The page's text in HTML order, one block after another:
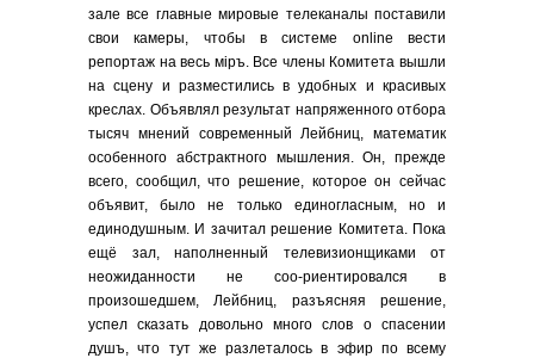
зале все главные мировые телеканалы поставили
свои камеры, чтобы в системе online вести
репортаж на весь мiръ. Все члены Комитета вышли
на сцену и разместились в удобных и красивых
креслах. Объявлял результат напряженного отбора
тысяч мнений современный Лейбниц, математик
особенного абстрактного мышления. Он, прежде
всего, сообщил, что решение, которое он сейчас
объявит, было не только единогласным, но и
единодушным. И зачитал решение Комитета. Пока
ещё зал, наполненный телевизионщиками от
неожиданности не соо-риентировался в
произошедшем, Лейбниц, разъясняя решение,
успел сказать довольно много слов о спасении
душъ, что тут же разлеталось в эфир по всему